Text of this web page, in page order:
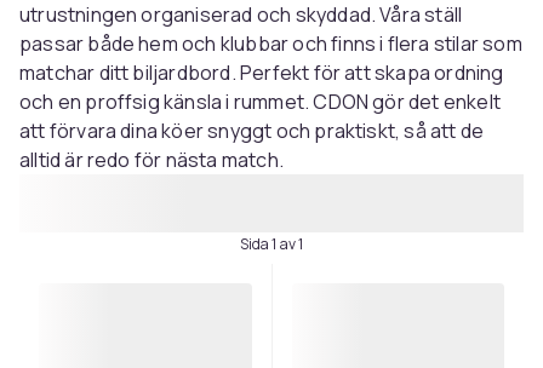
utrustningen organiserad och skyddad. Våra ställ
passar både hem och klubbar och finns i flera stilar som
matchar ditt biljardbord. Perfekt för att skapa ordning
och en proffsig känsla i rummet. CDON gör det enkelt
att förvara dina köer snyggt och praktiskt, så att de
alltid är redo för nästa match.
Sida 1 av 1